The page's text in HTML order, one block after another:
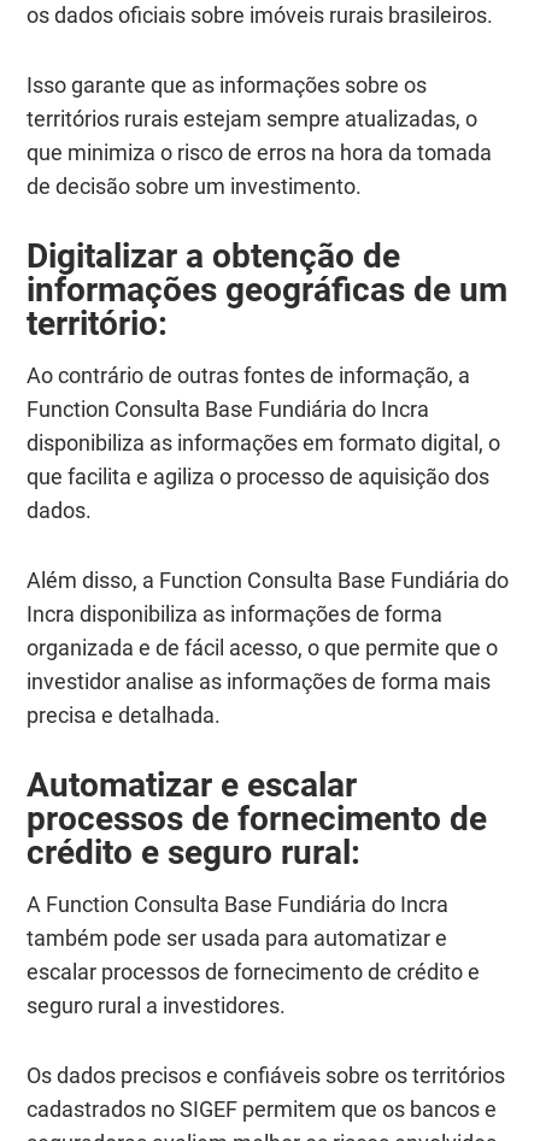
os dados oficiais sobre imóveis rurais brasileiros.
Isso garante que as informações sobre os
territórios rurais estejam sempre atualizadas, o
que minimiza o risco de erros na hora da tomada
de decisão sobre um investimento.
Digitalizar a obtenção de
informações geográficas de um
território:
Ao contrário de outras fontes de informação, a
Function Consulta Base Fundiária do Incra
disponibiliza as informações em formato digital, o
que facilita e agiliza o processo de aquisição dos
dados.
Além disso, a Function Consulta Base Fundiária do
Incra disponibiliza as informações de forma
organizada e de fácil acesso, o que permite que o
investidor analise as informações de forma mais
precisa e detalhada.
Automatizar e escalar
processos de fornecimento de
crédito e seguro rural:
A Function Consulta Base Fundiária do Incra
também pode ser usada para automatizar e
escalar processos de fornecimento de crédito e
seguro rural a investidores.
Os dados precisos e confiáveis sobre os territórios
cadastrados no SIGEF permitem que os bancos e